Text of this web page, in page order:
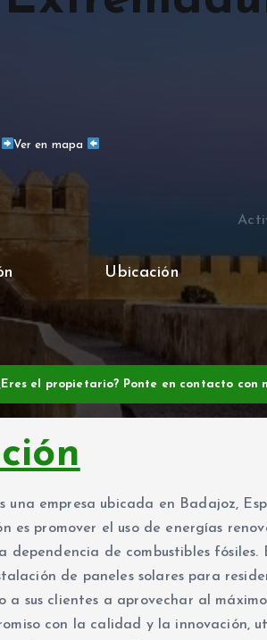
Ver en mapa
Ubicación
el propietario? Ponte en contacto
una empresa ubicada en Badajoz,
es promover el uso de energías
dependencia de combustibles
de paneles solares para
a sus clientes a aprovechar al
con la calidad y la innovación,